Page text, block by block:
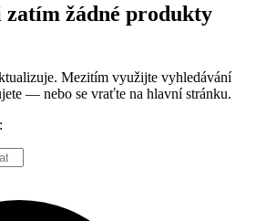
žádné produkty
Mezitím využijte vyhledávání
— nebo se vraťte na hlavní stránku.